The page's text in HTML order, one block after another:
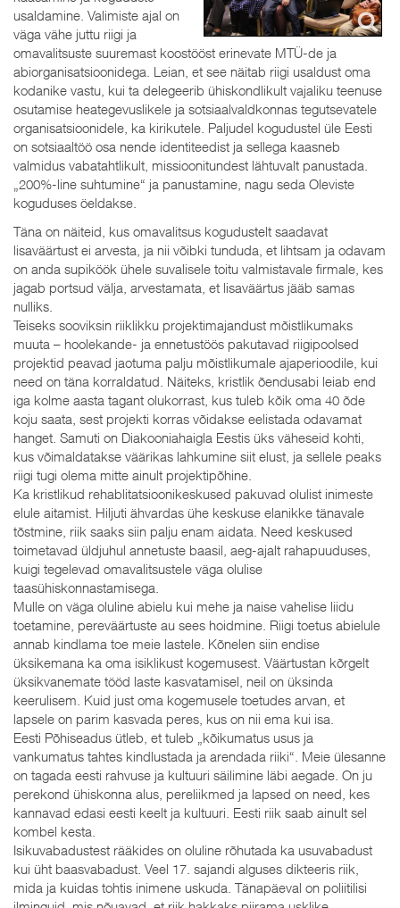
usaldamine. Valimiste ajal on
väga vähe juttu riigi ja
omavalitsuste suuremast koostööst erinevate MTÜ-de ja
abiorganisatsioonidega. Leian, et see näitab riigi usaldust oma
kodanike vastu, kui ta delegeerib ühiskondlikult vajaliku teenuse
osutamise heategevuslikele ja sotsiaalvaldkonnas tegutsevatele
organisatsioonidele, ka kirikutele. Paljudel kogudustel üle Eesti
on sotsiaaltöö osa nende identiteedist ja sellega kaasneb
valmidus vabatahtlikult, missioonitundest lähtuvalt panustada.
„200%-line suhtumine“ ja panustamine, nagu seda Oleviste
koguduses öeldakse.
Täna on näiteid, kus omavalitsus kogudustelt saadavat
lisaväärtust ei arvesta, ja nii võibki tunduda, et lihtsam ja odavam
on anda supiköök ühele suvalisele toitu valmistavale firmale, kes
jagab portsud välja, arvestamata, et lisaväärtus jääb samas
nulliks.
Teiseks sooviksin riiklikku projektimajandust mõistlikumaks
muuta – hoolekande- ja ennetustöös pakutavad riigipoolsed
projektid peavad jaotuma palju mõistlikumale ajaperioodile, kui
need on täna korraldatud. Näiteks, kristlik õendusabi leiab end
iga kolme aasta tagant olukorrast, kus tuleb kõik oma 40 õde
koju saata, sest projekti korras võidakse eelistada odavamat
hanget. Samuti on Diakooniahaigla Eestis üks väheseid kohti,
kus võimaldatakse väärikas lahkumine siit elust, ja sellele peaks
riigi tugi olema mitte ainult projektipõhine.
Ka kristlikud rehablitatsioonikeskused pakuvad olulist inimeste
elule aitamist. Hiljuti ähvardas ühe keskuse elanikke tänavale
tõstmine, riik saaks siin palju enam aidata. Need keskused
toimetavad üldjuhul annetuste baasil, aeg-ajalt rahapuuduses,
kuigi tegelevad omavalitsustele väga olulise
taasühiskonnastamisega.
Mulle on väga oluline abielu kui mehe ja naise vahelise liidu
toetamine, pereväärtuste au sees hoidmine. Riigi toetus abielule
annab kindlama toe meie lastele. Kõnelen siin endise
üksikemana ka oma isiklikust kogemusest. Väärtustan kõrgelt
üksikvanemate tööd laste kasvatamisel, neil on üksinda
keerulisem. Kuid just oma kogemusele toetudes arvan, et
lapsele on parim kasvada peres, kus on nii ema kui isa.
Eesti Põhiseadus ütleb, et tuleb „kõikumatus usus ja
vankumatus tahtes kindlustada ja arendada riiki“. Meie ülesanne
on tagada eesti rahvuse ja kultuuri säilimine läbi aegade. On ju
perekond ühiskonna alus, pereliikmed ja lapsed on need, kes
kannavad edasi eesti keelt ja kultuuri. Eesti riik saab ainult sel
kombel kesta.
Isikuvabadustest rääkides on oluline rõhutada ka usuvabadust
kui üht baasvabadust. Veel 17. sajandi alguses dikteeris riik,
mida ja kuidas tohtis inimene uskuda. Tänapäeval on poliitilisi